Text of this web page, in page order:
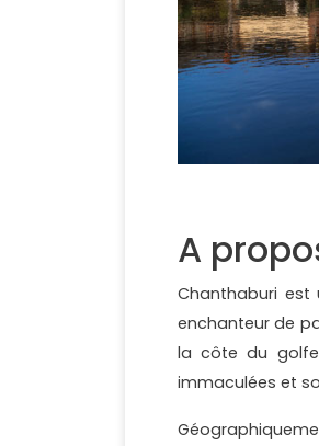
A
Chanthaburi est
enchanteur de
la côte du golfe
immaculées et